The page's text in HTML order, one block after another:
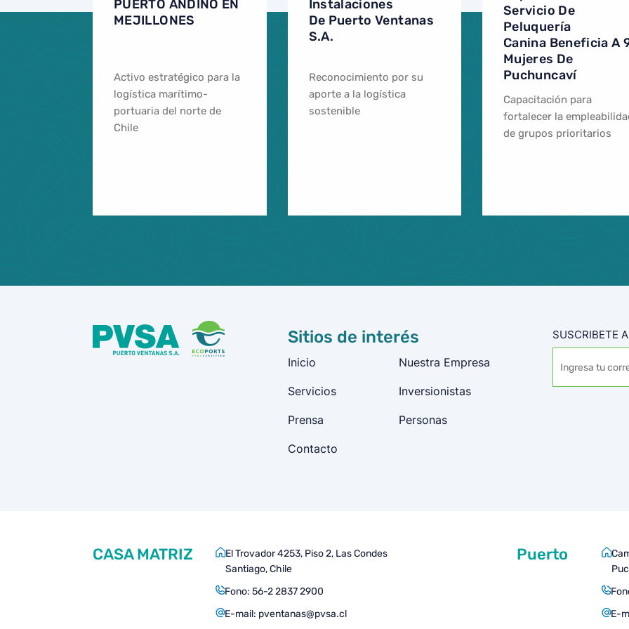
PUERTO ANDINO EN
MEJILLONES
Activo estratégico para la
logística marítimo-
portuaria del norte de
Chile
Instalaciones
De Puerto Ventanas
S.A.
Reconocimiento por su
aporte a la logística
sostenible
Servicio De
Peluquería
Canina Beneficia A
Mujeres De
Puchuncaví
Capacitación para
fortalecer la
de grupos prioritarios
Sitios de interés
Inicio Nuestra Empresa
Servicios Inversionistas
Prensa Personas
Contacto
SUSCRIBETE
CASA MATRIZ
El Trovador 4253, Piso 2, Las Condes
Santiago, Chile
Fono: 56-2 2837 2900
E-mail: pventanas@pvsa.cl
Puerto
E-